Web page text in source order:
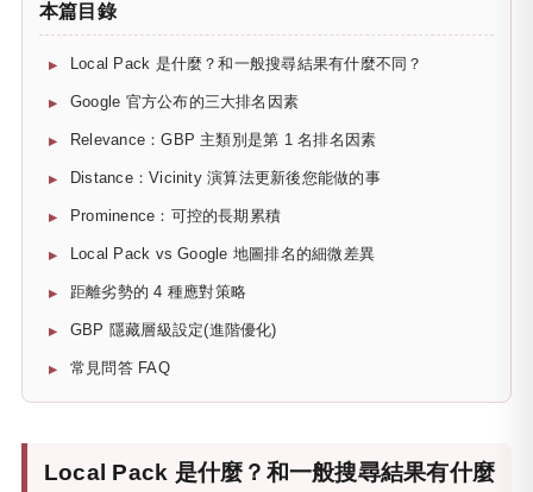
本篇目錄
Local Pack 是什麼？和一般搜尋結果有什麼不同？
Google 官方公布的三大排名因素
Relevance：GBP 主類別是第 1 名排名因素
Distance：Vicinity 演算法更新後您能做的事
Prominence：可控的長期累積
Local Pack vs Google 地圖排名的細微差異
距離劣勢的 4 種應對策略
GBP 隱藏層級設定(進階優化)
常見問答 FAQ
Local Pack 是什麼？和一般搜尋結果有什麼